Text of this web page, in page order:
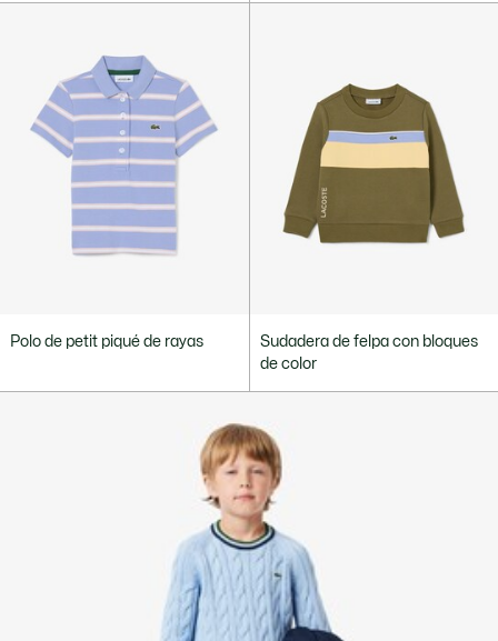
Polo de petit piqué de rayas
Sudadera de felpa con bloques
de color